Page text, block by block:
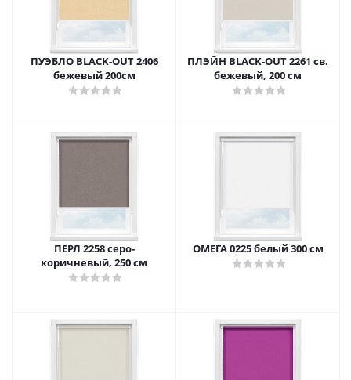
ПУЭБЛО BLACK-OUT 2406
бежевый 200см
ПЛЭЙН BLACK-OUT 2261 св.
бежевый, 200 см
ПЕРЛ 2258 серо-
коричневый, 250 см
ОМЕГА 0225 белый 300 см